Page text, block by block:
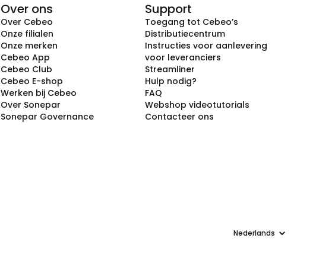
Over ons
Over Cebeo
Onze filialen
Onze merken
Cebeo App
Cebeo Club
Cebeo E-shop
Werken bij Cebeo
Over Sonepar
Sonepar Governance
Support
Toegang tot Cebeo’s
Distributiecentrum
Instructies voor aanlevering
voor leveranciers
Streamliner
Hulp nodig?
FAQ
Webshop videotutorials
Contacteer ons
Taal